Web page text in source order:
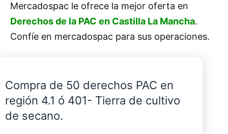
Mercadospac le ofrece la mejor oferta en
Derechos de la PAC en Castilla La Mancha.
Confíe en mercadospac para sus operaciones.
Compra de 50 derechos PAC en
región 4.1 ó 401- Tierra de cultivo
de secano.